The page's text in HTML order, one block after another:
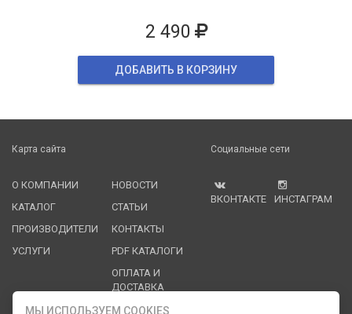
2 490
ДОБАВИТЬ В КОРЗИНУ
Карта сайта
О КОМПАНИИ
КАТАЛОГ
ПРОИЗВОДИТЕЛИ
УСЛУГИ
НОВОСТИ
СТАТЬИ
КОНТАКТЫ
PDF КАТАЛОГИ
ОПЛАТА И
ДОСТАВКА
Социальные сети
ВКОНТАКТЕ ИНСТАГРАМ
МЫ ИСПОЛЬЗУЕМ COOKIES